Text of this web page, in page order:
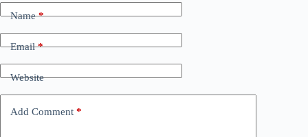
Name*
Email*
Website
Add Comment *